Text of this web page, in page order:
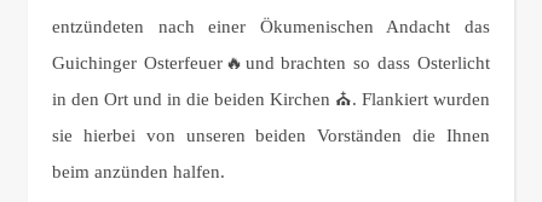
entzündeten nach einer Ökumenischen Andacht das
Guichinger Osterfeuer🔥und brachten so dass Osterlicht
in den Ort und in die beiden Kirchen ⛪. Flankiert wurden
sie hierbei von unseren beiden Vorständen die Ihnen
beim anzünden halfen.